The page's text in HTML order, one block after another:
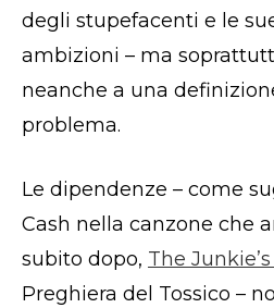
degli stupefacenti e le
ambizioni – ma
neanche a una
problema.
Le dipendenze – come
Cash nella canzone che
subito dopo, The
Preghiera del Tossico –